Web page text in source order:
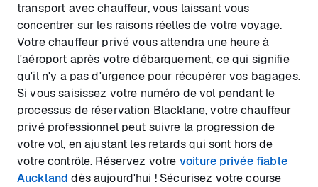
transport avec chauffeur, vous laissant vous
concentrer sur les raisons réelles de votre voyage.
Votre chauffeur privé vous attendra une heure à
l'aéroport après votre débarquement, ce qui signifie
qu'il n'y a pas d'urgence pour récupérer vos bagages.
Si vous saisissez votre numéro de vol pendant le
processus de réservation Blacklane, votre chauffeur
privé professionnel peut suivre la progression de
votre vol, en ajustant les retards qui sont hors de
votre contrôle. Réservez votre voiture privée fiable
Auckland dès aujourd'hui ! Sécurisez votre course